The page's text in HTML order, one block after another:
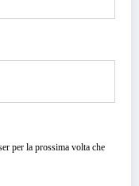
per la prossima volta che